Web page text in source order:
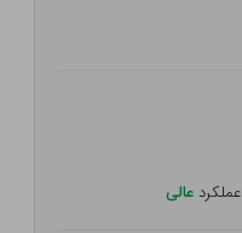
عملکرد عالی